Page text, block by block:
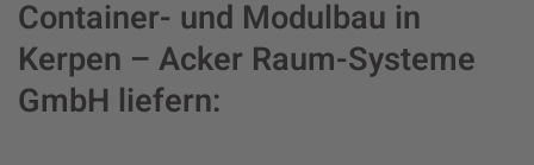
Container- und Modulbau in
Kerpen – Acker Raum-Systeme
GmbH liefern: